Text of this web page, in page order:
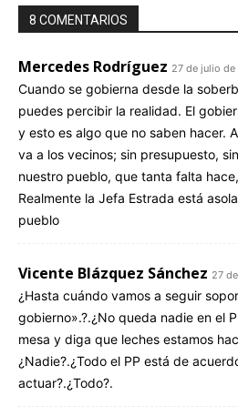
8 COMENTARIOS
Mercedes Rodríguez 27 de julio de
Cuando se gobierna desde la
puedes percibir la realidad. El
y esto es algo que no saben hacer.
va a los vecinos; sin presupuesto,
nuestro pueblo, que tanta falta
Realmente la Jefa Estrada está
pueblo
Vicente Blázquez Sánchez 27
¿Hasta cuándo vamos a seguir
gobierno».?.¿No queda nadie en el
mesa y diga que leches estamos
¿Nadie?.¿Todo el PP está de
actuar?.¿Todo?.